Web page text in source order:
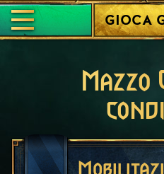
GIOCA
Mazzo